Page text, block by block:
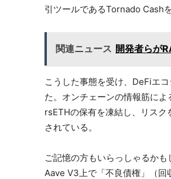
引ツールであるTornado Cash
関連ニュース 開発者らが
こうした事態を受け、DeFiエ
た。オンチェーンの情報筋に
rsETHの保有を凍結し、リス
されている。
ご記憶の方もいらっしゃるか
Aave V3上で「不良債権」（回